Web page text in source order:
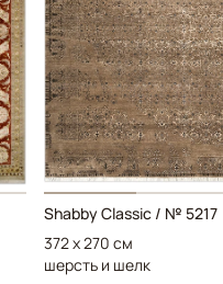
Shabby Classic / № 5217
372 x 270 см
шерсть и шелк